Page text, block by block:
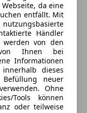
da eine
entfällt. Mit
Händler
werden von den
Ihnen bei
Informationen
dieses
neuer
Ohne
Tools können
oder teilweise